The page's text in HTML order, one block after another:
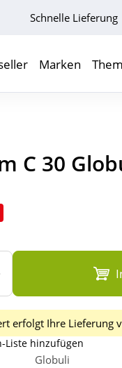
Schnelle Lieferung
Marken
C 30
erfolgt Ihre Lieferung
Liste hinzufügen
Globuli